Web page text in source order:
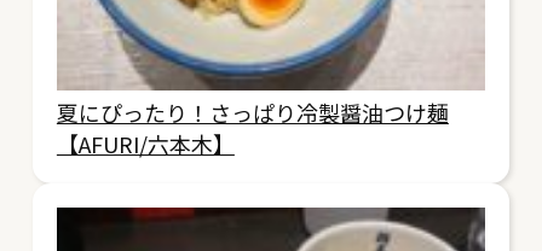
夏にぴったり！さっぱり冷製醤油つけ麺
【AFURI/六本木】